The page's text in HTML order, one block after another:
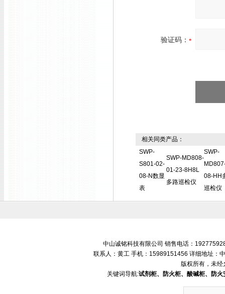
验证码：
相关同类产品：
SWP-
S801-02-
08-N数显
表
SWP-MD808-
01-23-8H8L
多路巡检仪
SWP-
08-HH
巡检仪
中山诚铭科技有限公司 销售电话：
联系人：黄工 手机：15989151456 详细地址：
版权所有，未经
关键词导航:试剂柜、防火柜、酸碱柜、防